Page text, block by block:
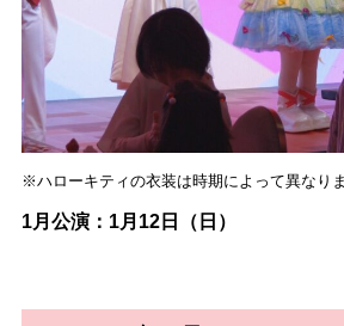
※ハローキティの衣装は時期によって異なりま
1月公演：1月12日（日）